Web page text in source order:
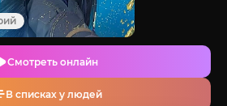
Смотреть онлайн
В списках у людей